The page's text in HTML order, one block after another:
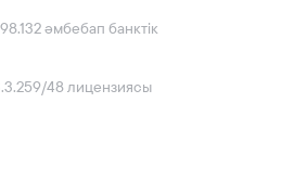
әмбебап банктік
48 лицензиясы